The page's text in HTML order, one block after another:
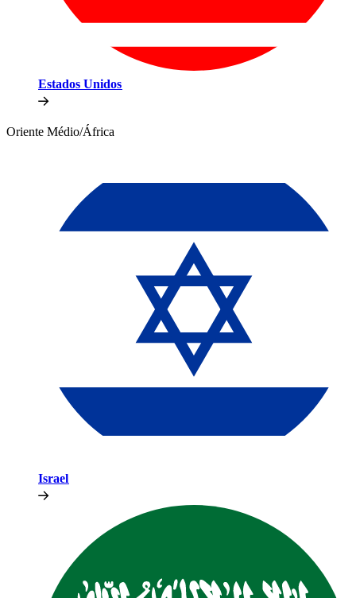
Estados Unidos​​
Oriente Médio/África​​
Israel​​